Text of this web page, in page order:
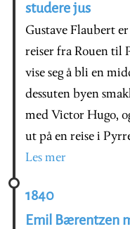
studere jus
Gustave Flaubert
reiser fra Rouen til
vise seg å bli en
dessuten byen
med Victor Hugo,
ut på en reise i
Les mer
1840
Emil Bærentzen